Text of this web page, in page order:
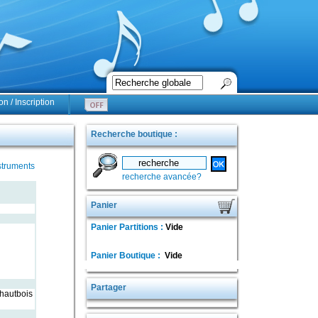
/ Inscription
Recherche boutique :
recherche avancée?
Panier
Panier Partitions : Vide
Panier Boutique : Vide
Partager